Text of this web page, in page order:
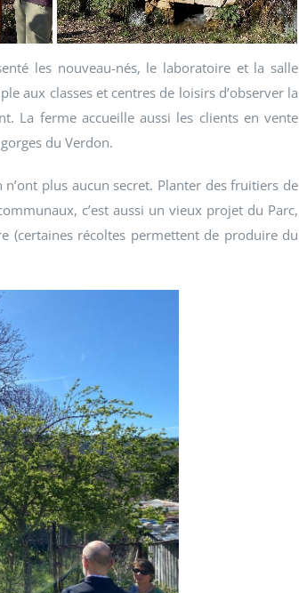
les nouveau-nés, le laboratoire et la salle
aux classes et centres de loisirs d’observer la
La ferme accueille aussi les clients en vente
du Verdon.
plus aucun secret. Planter des fruitiers de
c’est aussi un vieux projet du Parc,
(certaines récoltes permettent de produire du